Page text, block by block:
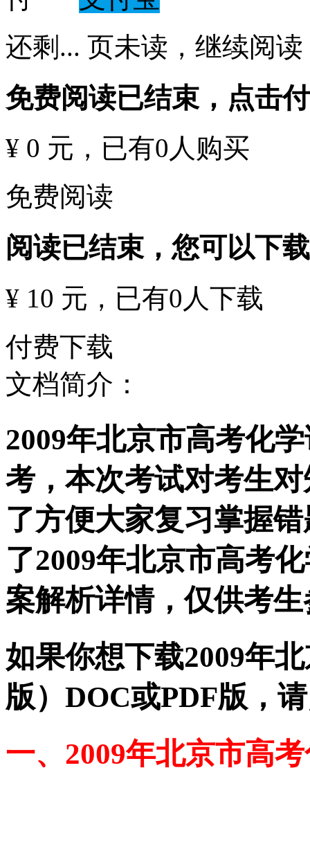
还剩 ... 页未读， 继续阅读
免费阅读已结束，点击
¥ 0 元 ，已有0 人购买
免费阅读
阅读已结束，您可以下
¥ 10 元 ，已有0 人下载
付费下载
文档简介：
2009年北京市高考化
考，本次考试对考生
了方便大家复习掌握
了2009年北京市高考
案解析详情，仅供考
如果你想下载2009年
版）DOC或PDF版，
一、2009年北京市高